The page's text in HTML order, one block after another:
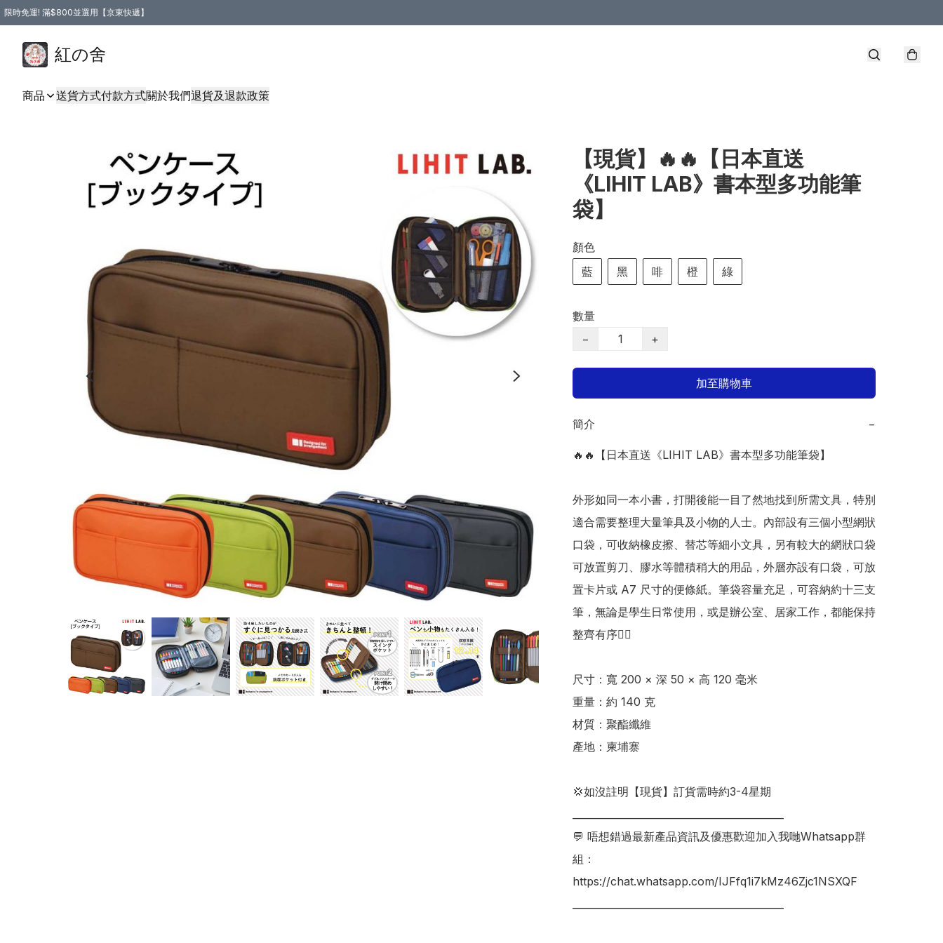
限時免運! 滿$800並選用【京東快遞】
紅の舍
商品 送貨方式付款方式關於我們退貨及退款政策
【現貨】🔥🔥【日本直送
《LIHIT LAB》書本型多功能筆
袋】
顏色
藍
黑 啡 橙 綠
數量
−
+
加至購物車
簡介 −
🔥🔥【日本直送《LIHIT LAB》書本型多功能筆袋】
外形如同一本小書，打開後能一目了然地找到所需文具，特別
適合需要整理大量筆具及小物的人士。內部設有三個小型網狀
口袋，可收納橡皮擦、替芯等細小文具，另有較大的網狀口袋
可放置剪刀、膠水等體積稍大的用品，外層亦設有口袋，可放
置卡片或 A7 尺寸的便條紙。筆袋容量充足，可容納約十三支
筆，無論是學生日常使用，或是辦公室、居家工作，都能保持
整齊有序👍🏻
尺寸：寬 200 × 深 50 × 高 120 毫米
重量：約 140 克
材質：聚酯纖維
產地：柬埔寨
💢如沒註明【現貨】訂貨需時約3-4星期
💬 唔想錯過最新產品資訊及優惠歡迎加入我哋Whatsapp群
組：
https://chat.whatsapp.com/IJFfq1i7kMz46Zjc1NSXQF